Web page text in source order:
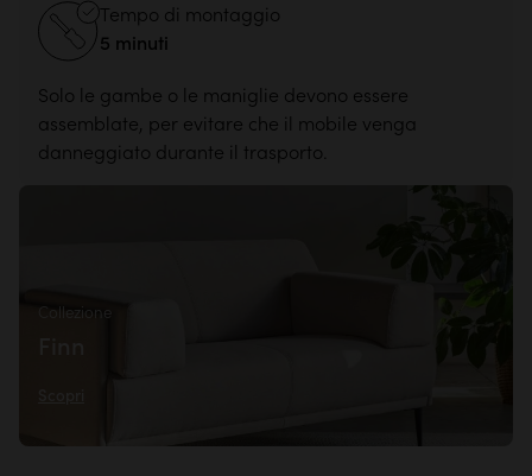
Tempo di montaggio
5 minuti
Solo le gambe o le maniglie devono essere
assemblate, per evitare che il mobile venga
danneggiato durante il trasporto.
Collezione